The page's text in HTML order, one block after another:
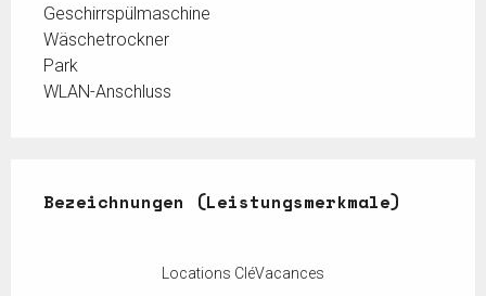
Geschirrspülmaschine
Wäschetrockner
Park
WLAN-Anschluss
Bezeichnungen (Leistungsmerkmale)
Bezeichnungen (Leistungsmerkmale)
Locations CléVacances